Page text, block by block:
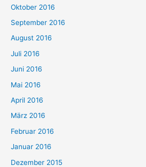
Oktober 2016
September 2016
August 2016
Juli 2016
Juni 2016
Mai 2016
April 2016
März 2016
Februar 2016
Januar 2016
Dezember 2015